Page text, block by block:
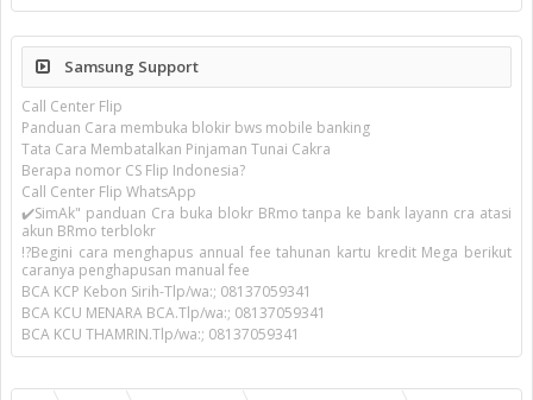
Samsung Support
Call Center Flip
Panduan Cara membuka blokir bws mobile banking
Tata Cara Membatalkan Pinjaman Tunai Cakra
Berapa nomor CS Flip Indonesia?
Call Center Flip WhatsApp
✔️SimAk" panduan Cra buka blokr BRmo tanpa ke bank layann cra atasi
akun BRmo terblokr
!?Begini cara menghapus annual fee tahunan kartu kredit Mega berikut
caranya penghapusan manual fee
BCA KCP Kebon Sirih-Tlp/wa:; 08137059341
BCA KCU MENARA BCA.Tlp/wa:; 08137059341
BCA KCU THAMRIN.Tlp/wa:; 08137059341